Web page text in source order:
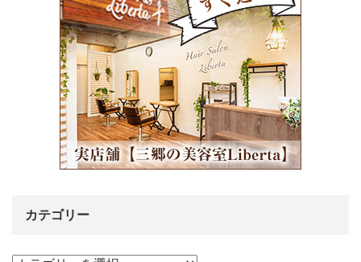
カテゴリー